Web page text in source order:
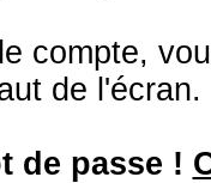
compte,
de l'écran.
de passe !